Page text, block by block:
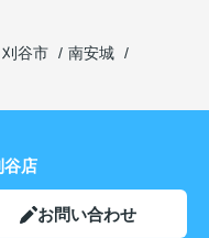
刈谷市
南安城
谷店
お問い合わせ